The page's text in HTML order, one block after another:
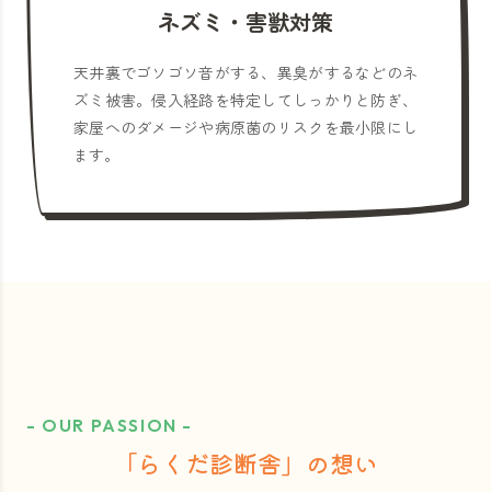
ネズミ・害獣対策
天井裏でゴソゴソ音がする、異臭がするなどのネ
ズミ被害。侵入経路を特定してしっかりと防ぎ、
家屋へのダメージや病原菌のリスクを最小限にし
ます。
- OUR PASSION -
「らくだ診断舎」の想い